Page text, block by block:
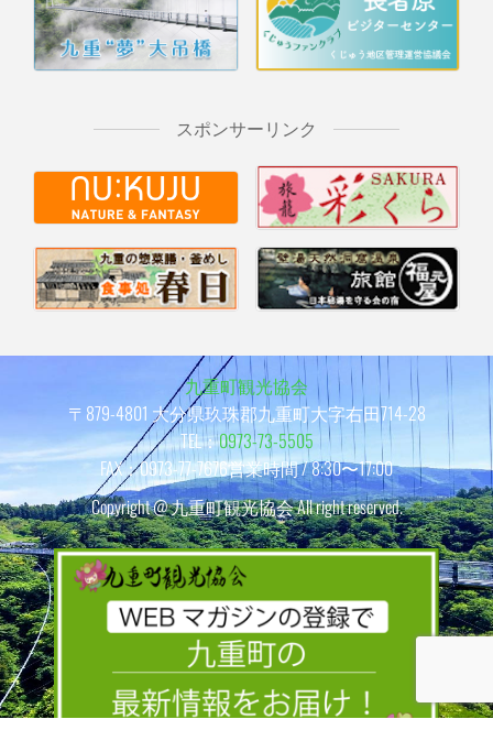
スポンサーリンク
九重町観光協会
〒879-4801 大分県玖珠郡九重町大字右田714-28
TEL：0973-73-5505
FAX：0973-77-7676営業時間 / 8:30〜17:00
Copyright @ 九重町観光協会 All right reserved.